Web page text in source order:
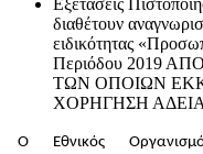
διαθέτουν
ειδικότητας
Περιόδου 2019
ΤΩΝ ΟΠΟΙΩΝ
ΧΟΡΗΓΗΣΗ
Ο Εθνικός Οργανισμ